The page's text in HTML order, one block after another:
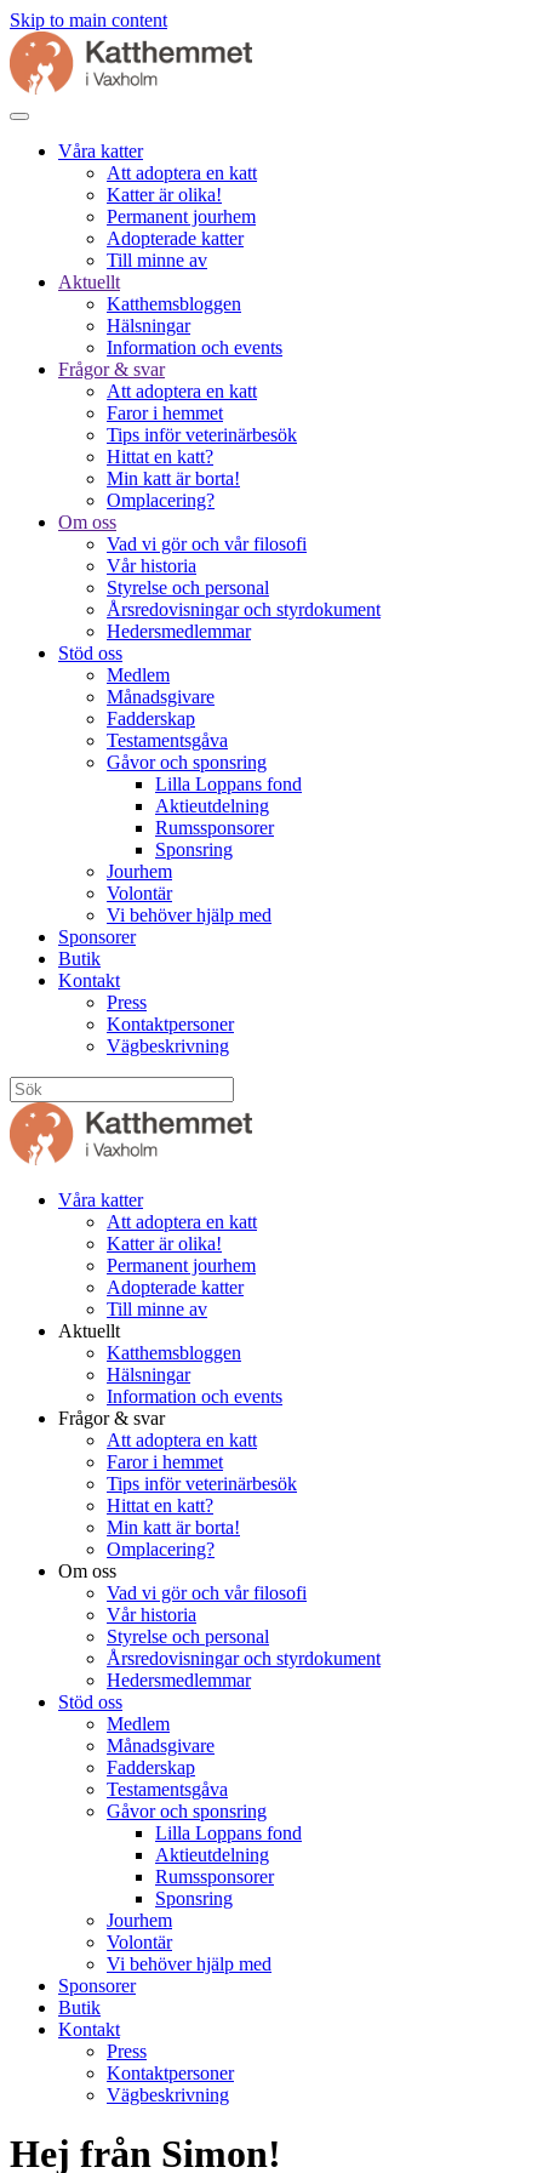
Skip to main content
Våra katter
Att adoptera en katt
Katter är olika!
Permanent jourhem
Adopterade katter
Till minne av
Aktuellt
Katthemsbloggen
Hälsningar
Information och events
Frågor & svar
Att adoptera en katt
Faror i hemmet
Tips inför veterinärbesök
Hittat en katt?
Min katt är borta!
Omplacering?
Om oss
Vad vi gör och vår filosofi
Vår historia
Styrelse och personal
Årsredovisningar och styrdokument
Hedersmedlemmar
Stöd oss
Medlem
Månadsgivare
Fadderskap
Testamentsgåva
Gåvor och sponsring
Lilla Loppans fond
Aktieutdelning
Rumssponsorer
Sponsring
Jourhem
Volontär
Vi behöver hjälp med
Sponsorer
Butik
Kontakt
Press
Kontaktpersoner
Vägbeskrivning
Våra katter
Att adoptera en katt
Katter är olika!
Permanent jourhem
Adopterade katter
Till minne av
Aktuellt
Katthemsbloggen
Hälsningar
Information och events
Frågor & svar
Att adoptera en katt
Faror i hemmet
Tips inför veterinärbesök
Hittat en katt?
Min katt är borta!
Omplacering?
Om oss
Vad vi gör och vår filosofi
Vår historia
Styrelse och personal
Årsredovisningar och styrdokument
Hedersmedlemmar
Stöd oss
Medlem
Månadsgivare
Fadderskap
Testamentsgåva
Gåvor och sponsring
Lilla Loppans fond
Aktieutdelning
Rumssponsorer
Sponsring
Jourhem
Volontär
Vi behöver hjälp med
Sponsorer
Butik
Kontakt
Press
Kontaktpersoner
Vägbeskrivning
Hej från Simon!